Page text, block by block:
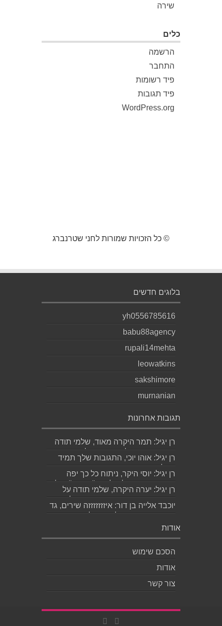
שירה
כלים
הרשמה
התחבר
פיד רשומות
פיד תגובות
WordPress.org
© כל הזכויות שמורות לחני שטרנברג
בלוגים חדשים
yh0556785616
babu88agency
rupali14mehta
leowatkins
sakshimore
murnanian
תגובות אחרונות
רן יגיל: תמר היקרה מאוד, שלמי תודה
ואמסור כמובן לגד. שבת שלום...
רן יגיל: אוהו יוכי, התגובות שלך תמיד
מאלפות בינה והן יצירה בפני עצמה....
רן יגיל: יוסי היקר, ניתוח כל כך יפה
ומדויק, ממש קולע, לשיר "השקה". של...
רן יגיל: יערה היקרה, שלמי תודה על
התגובה האישית והיפה. אמסור לגדי....
יוכבד אלייה בן דור: איזזזזזזזה שירים, גד
קינר היקר, ותודה לך רן יגיל שהארת
בדברי...
אודות
הסכם שימוש
אודות
צור קשר